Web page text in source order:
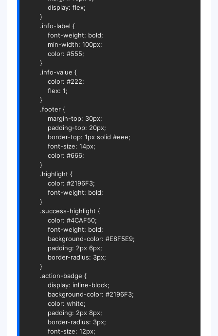
            display: flex;
        }
        .info-label {
            font-weight: bold;
            min-width: 100px;
            color: #555;
        }
        .info-value {
            color: #222;
            flex: 1;
        }
        .footer {
            margin-top: 30px;
            padding-top: 20px;
            border-top: 1px solid #eee;
            font-size: 14px;
            color: #666;
        }
        .highlight {
            color: #2196F3;
            font-weight: bold;
        }
        .success-highlight {
            color: #4CAF50;
            font-weight: bold;
            background-color: #E8F5E9;
            padding: 2px 6px;
            border-radius: 3px;
        }
        .action-badge {
            display: inline-block;
            background-color: #2196F3;
            color: white;
            padding: 2px 8px;
            border-radius: 3px;
            font-size: 12px;